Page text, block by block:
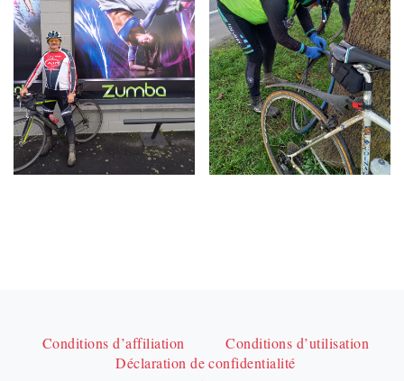
Conditions d’affiliation
Conditions d’utilisation
Déclaration de confidentialité